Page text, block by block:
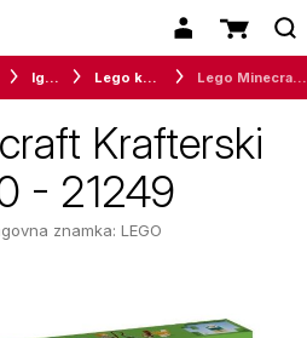
Igrače Lego kocke
Krafterski
- 21249
znamka: LEGO